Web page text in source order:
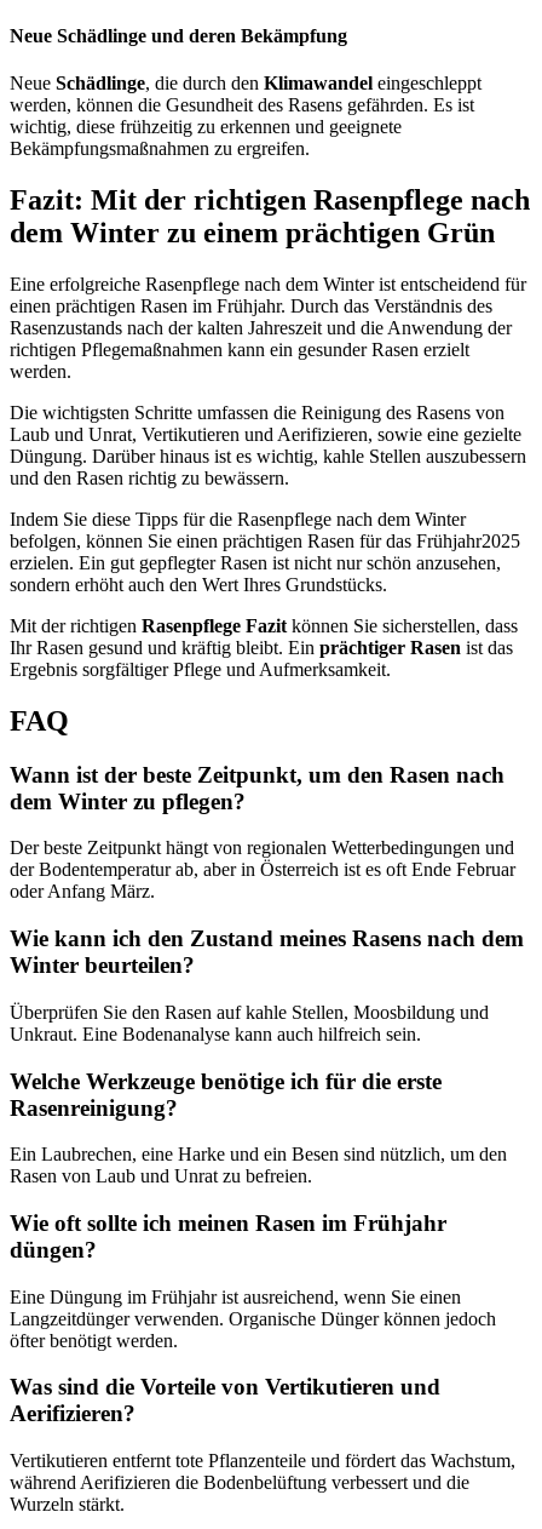
Neue Schädlinge und deren Bekämpfung
Neue Schädlinge, die durch den Klimawandel eingeschleppt
werden, können die Gesundheit des Rasens gefährden. Es ist
wichtig, diese frühzeitig zu erkennen und geeignete
Bekämpfungsmaßnahmen zu ergreifen.
Fazit: Mit der richtigen Rasenpflege nach
dem Winter zu einem prächtigen Grün
Eine erfolgreiche Rasenpflege nach dem Winter ist entscheidend für
einen prächtigen Rasen im Frühjahr. Durch das Verständnis des
Rasenzustands nach der kalten Jahreszeit und die Anwendung der
richtigen Pflegemaßnahmen kann ein gesunder Rasen erzielt
werden.
Die wichtigsten Schritte umfassen die Reinigung des Rasens von
Laub und Unrat, Vertikutieren und Aerifizieren, sowie eine gezielte
Düngung. Darüber hinaus ist es wichtig, kahle Stellen auszubessern
und den Rasen richtig zu bewässern.
Indem Sie diese Tipps für die Rasenpflege nach dem Winter
befolgen, können Sie einen prächtigen Rasen für das Frühjahr2025
erzielen. Ein gut gepflegter Rasen ist nicht nur schön anzusehen,
sondern erhöht auch den Wert Ihres Grundstücks.
Mit der richtigen Rasenpflege Fazit können Sie sicherstellen, dass
Ihr Rasen gesund und kräftig bleibt. Ein prächtiger Rasen ist das
Ergebnis sorgfältiger Pflege und Aufmerksamkeit.
FAQ
Wann ist der beste Zeitpunkt, um den Rasen nach
dem Winter zu pflegen?
Der beste Zeitpunkt hängt von regionalen Wetterbedingungen und
der Bodentemperatur ab, aber in Österreich ist es oft Ende Februar
oder Anfang März.
Wie kann ich den Zustand meines Rasens nach dem
Winter beurteilen?
Überprüfen Sie den Rasen auf kahle Stellen, Moosbildung und
Unkraut. Eine Bodenanalyse kann auch hilfreich sein.
Welche Werkzeuge benötige ich für die erste
Rasenreinigung?
Ein Laubrechen, eine Harke und ein Besen sind nützlich, um den
Rasen von Laub und Unrat zu befreien.
Wie oft sollte ich meinen Rasen im Frühjahr
düngen?
Eine Düngung im Frühjahr ist ausreichend, wenn Sie einen
Langzeitdünger verwenden. Organische Dünger können jedoch
öfter benötigt werden.
Was sind die Vorteile von Vertikutieren und
Aerifizieren?
Vertikutieren entfernt tote Pflanzenteile und fördert das Wachstum,
während Aerifizieren die Bodenbelüftung verbessert und die
Wurzeln stärkt.